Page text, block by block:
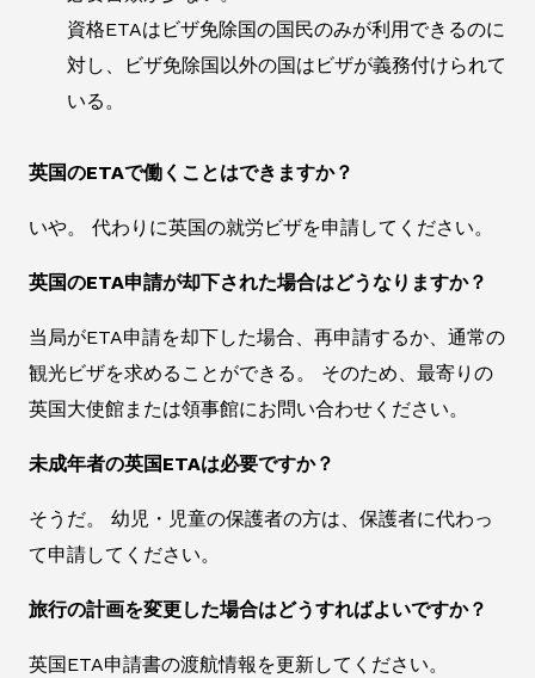
資格ETAはビザ免除国の国民のみが利用できるのに
対し、ビザ免除国以外の国はビザが義務付けられて
いる。
英国のETAで働くことはできますか？
いや。 代わりに英国の就労ビザを申請してください。
英国のETA申請が却下された場合はどうなりますか？
当局がETA申請を却下した場合、再申請するか、通常の
観光ビザを求めることができる。 そのため、最寄りの
英国大使館または領事館にお問い合わせください。
未成年者の英国ETAは必要ですか？
そうだ。 幼児・児童の保護者の方は、保護者に代わっ
て申請してください。
旅行の計画を変更した場合はどうすればよいですか？
英国ETA申請書の渡航情報を更新してください。